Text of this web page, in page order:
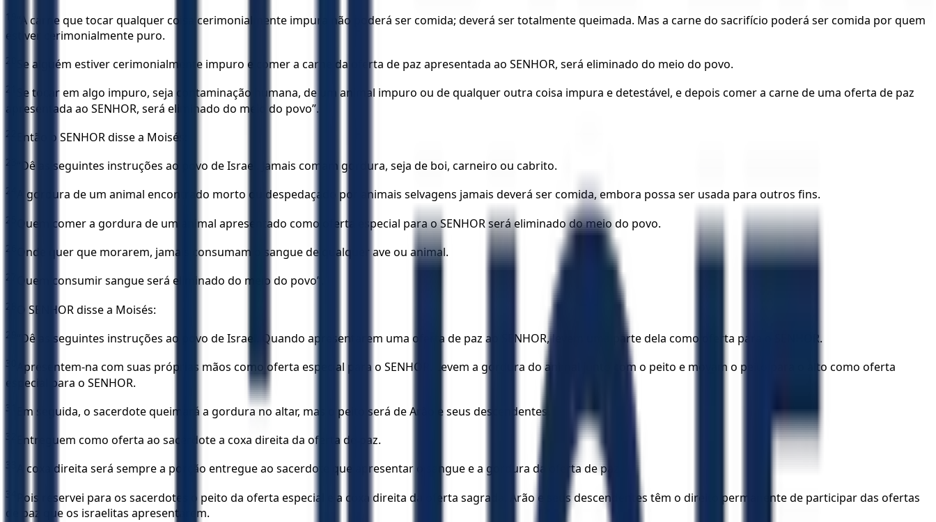
19
“A carne que tocar qualquer coisa cerimonialmente impura não poderá ser comida; deverá ser totalmente queimada. Mas a carne do sacrifício poderá ser comida por quem
estiver cerimonialmente puro.
20 Se alguém estiver cerimonialmente impuro e comer a carne da oferta de paz apresentada ao SENHOR, será eliminado do meio do povo.
21
Se tocar em algo impuro, seja contaminação humana, de um animal impuro ou de qualquer outra coisa impura e detestável, e depois comer a carne de uma oferta de paz
apresentada ao SENHOR, será eliminado do meio do povo”.
22 Então o SENHOR disse a Moisés:
23 “Dê as seguintes instruções ao povo de Israel. Jamais comam gordura, seja de boi, carneiro ou cabrito.
24 A gordura de um animal encontrado morto ou despedaçado por animais selvagens jamais deverá ser comida, embora possa ser usada para outros fins.
25 Quem comer a gordura de um animal apresentado como oferta especial para o SENHOR será eliminado do meio do povo.
26 Onde quer que morarem, jamais consumam o sangue de qualquer ave ou animal.
27 Quem consumir sangue será eliminado do meio do povo”.
28 O SENHOR disse a Moisés:
29 “Dê as seguintes instruções ao povo de Israel. Quando apresentarem uma oferta de paz ao SENHOR, levem uma parte dela como oferta para o SENHOR.
30
Apresentem-na com suas próprias mãos como oferta especial para o SENHOR. Levem a gordura do animal junto com o peito e movam o peito para o alto como oferta
especial para o SENHOR.
31 Em seguida, o sacerdote queimará a gordura no altar, mas o peito será de Arão e seus descendentes.
32 Entreguem como oferta ao sacerdote a coxa direita da oferta de paz.
33 A coxa direita será sempre a porção entregue ao sacerdote que apresentar o sangue e a gordura da oferta de paz.
34
Pois reservei para os sacerdotes o peito da oferta especial e a coxa direita da oferta sagrada. Arão e seus descendentes têm o direito permanente de participar das ofertas
de paz que os israelitas apresentarem.